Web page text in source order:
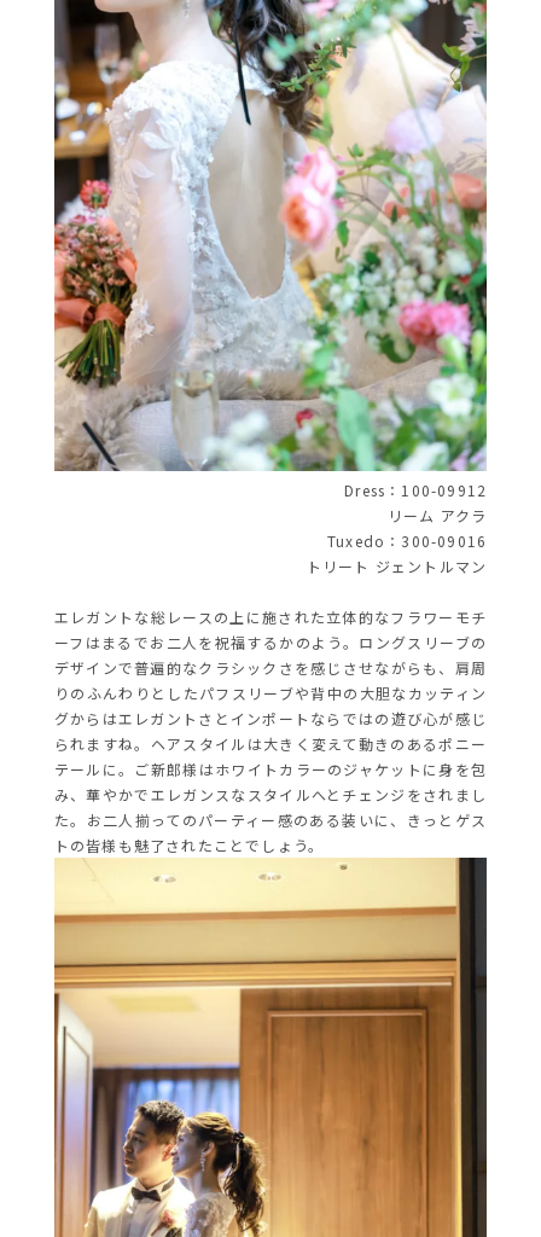
Dress： 100-09912
リーム アクラ
Tuxedo：300-09016
トリート ジェントルマン
エレガントな総レースの上に施された立体的なフラワーモチ
ーフはまるでお二人を祝福するかのよう。ロングスリーブの
デザインで普遍的なクラシックさを感じさせながらも、肩周
りのふんわりとしたパフスリーブや背中の大胆なカッティン
グからはエレガントさとインポートならではの遊び心が感じ
られますね。ヘアスタイルは大きく変えて動きのあるポニー
テールに。ご新郎様はホワイトカラーのジャケットに身を包
み、華やかでエレガンスなスタイルへとチェンジをされまし
た。お二人揃ってのパーティー感のある装いに、きっとゲス
トの皆様も魅了されたことでしょう。